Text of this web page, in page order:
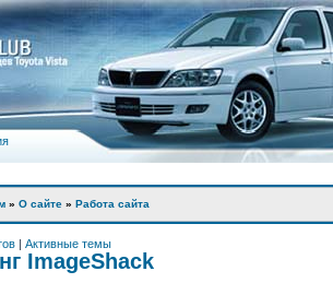
» О сайте » Работа сайта
| Активные темы
ImageShack